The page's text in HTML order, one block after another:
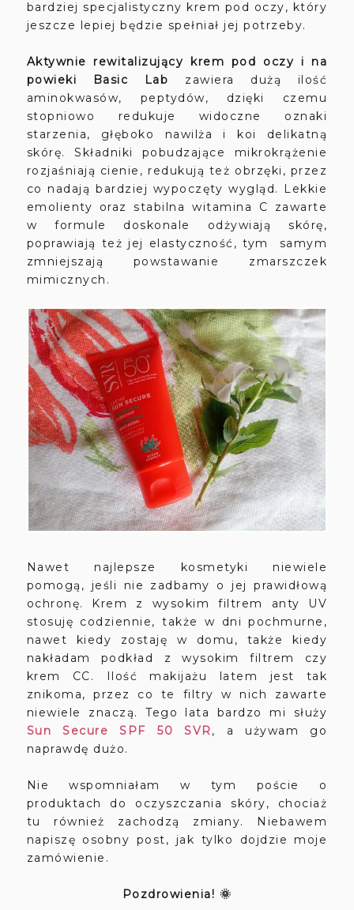
bardziej specjalistyczny krem pod oczy, który
jeszcze lepiej będzie spełniał jej potrzeby.
Aktywnie rewitalizujący krem pod oczy i na
powieki Basic Lab zawiera dużą ilość
aminokwasów, peptydów, dzięki czemu
stopniowo redukuje widoczne oznaki
starzenia, głęboko nawilża i koi delikatną
skórę. Składniki pobudzające mikrokrążenie
rozjaśniają cienie, redukują też obrzęki, przez
co nadają bardziej wypoczęty wygląd. Lekkie
emolienty oraz stabilna witamina C zawarte
w formule doskonale odżywiają skórę,
poprawiają też jej elastyczność, tym samym
zmniejszają powstawanie zmarszczek
mimicznych.
Nawet najlepsze kosmetyki niewiele
pomogą, jeśli nie zadbamy o jej prawidłową
ochronę. Krem z wysokim filtrem anty UV
stosuję codziennie, także w dni pochmurne,
nawet kiedy zostaję w domu, także kiedy
nakładam podkład z wysokim filtrem czy
krem CC. Ilość makijażu latem jest tak
znikoma, przez co te filtry w nich zawarte
niewiele znaczą. Tego lata bardzo mi służy
Sun Secure SPF 50 SVR, a używam go
naprawdę dużo.
Nie wspomniałam w tym poście o
produktach do oczyszczania skóry, chociaż
tu również zachodzą zmiany. Niebawem
napiszę osobny post, jak tylko dojdzie moje
zamówienie.
Pozdrowienia! 🌞